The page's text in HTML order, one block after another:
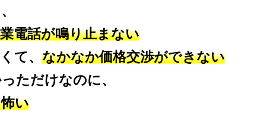
電話が鳴り止まない
て、 なかなか価格交渉ができない
ただけなのに、
い